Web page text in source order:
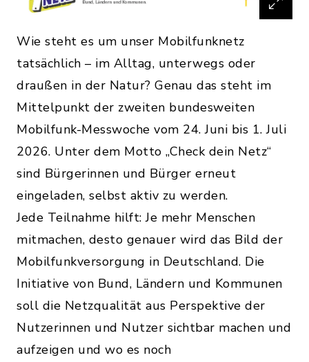
Wie steht es um unser Mobilfunknetz
tatsächlich – im Alltag, unterwegs oder
draußen in der Natur? Genau das steht im
Mittelpunkt der zweiten bundesweiten
Mobilfunk-Messwoche vom 24. Juni bis 1. Juli
2026. Unter dem Motto „Check dein Netz“
sind Bürgerinnen und Bürger erneut
eingeladen, selbst aktiv zu werden.
Jede Teilnahme hilft: Je mehr Menschen
mitmachen, desto genauer wird das Bild der
Mobilfunkversorgung in Deutschland. Die
Initiative von Bund, Ländern und Kommunen
soll die Netzqualität aus Perspektive der
Nutzerinnen und Nutzer sichtbar machen und
aufzeigen und wo es noch